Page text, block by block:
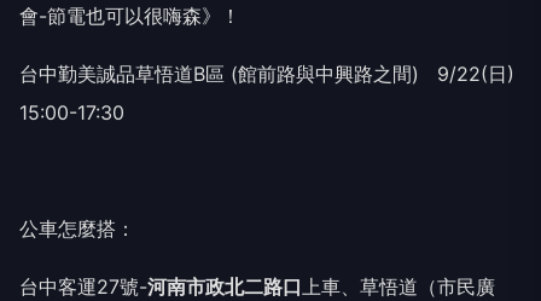
會-節電也可以很嗨森》！
台中勤美誠品草悟道B區 (館前路與中興路之間) 9/22(日)
15:00-17:30
公車怎麼搭：
台中客運27號-河南市政北二路口上車、草悟道（市民廣